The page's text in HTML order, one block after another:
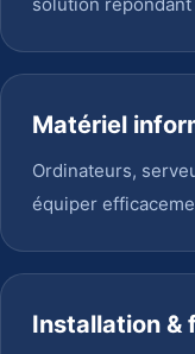
Matériel
Ordinateurs,
équiper
Installation &